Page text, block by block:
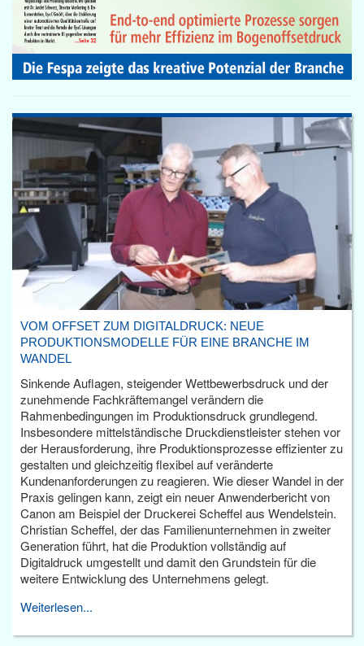
VOM OFFSET ZUM DIGITALDRUCK: NEUE
PRODUKTIONSMODELLE FÜR EINE BRANCHE IM
WANDEL
Sinkende Auflagen, steigender Wettbewerbsdruck und der
zunehmende Fachkräftemangel verändern die
Rahmenbedingungen im Produktionsdruck grundlegend.
Insbesondere mittelständische Druckdienstleister stehen vor
der Herausforderung, ihre Produktionsprozesse effizienter zu
gestalten und gleichzeitig flexibel auf veränderte
Kundenanforderungen zu reagieren. Wie dieser Wandel in der
Praxis gelingen kann, zeigt ein neuer Anwenderbericht von
Canon am Beispiel der Druckerei Scheffel aus Wendelstein.
Christian Scheffel, der das Familienunternehmen in zweiter
Generation führt, hat die Produktion vollständig auf
Digitaldruck umgestellt und damit den Grundstein für die
weitere Entwicklung des Unternehmens gelegt.
Weiterlesen...